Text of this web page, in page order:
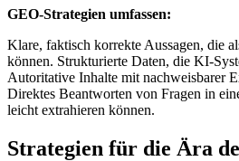
GEO-Strategien umfassen:
Klare, faktisch korrekte Aussagen, die
können. Strukturierte Daten, die KI-
Autoritative Inhalte mit nachweisbarer
Direktes Beantworten von Fragen in
leicht extrahieren können.
Strategien für die Ära